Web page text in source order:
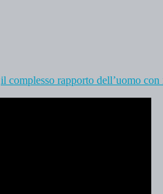
il complesso rapporto dell’uomo